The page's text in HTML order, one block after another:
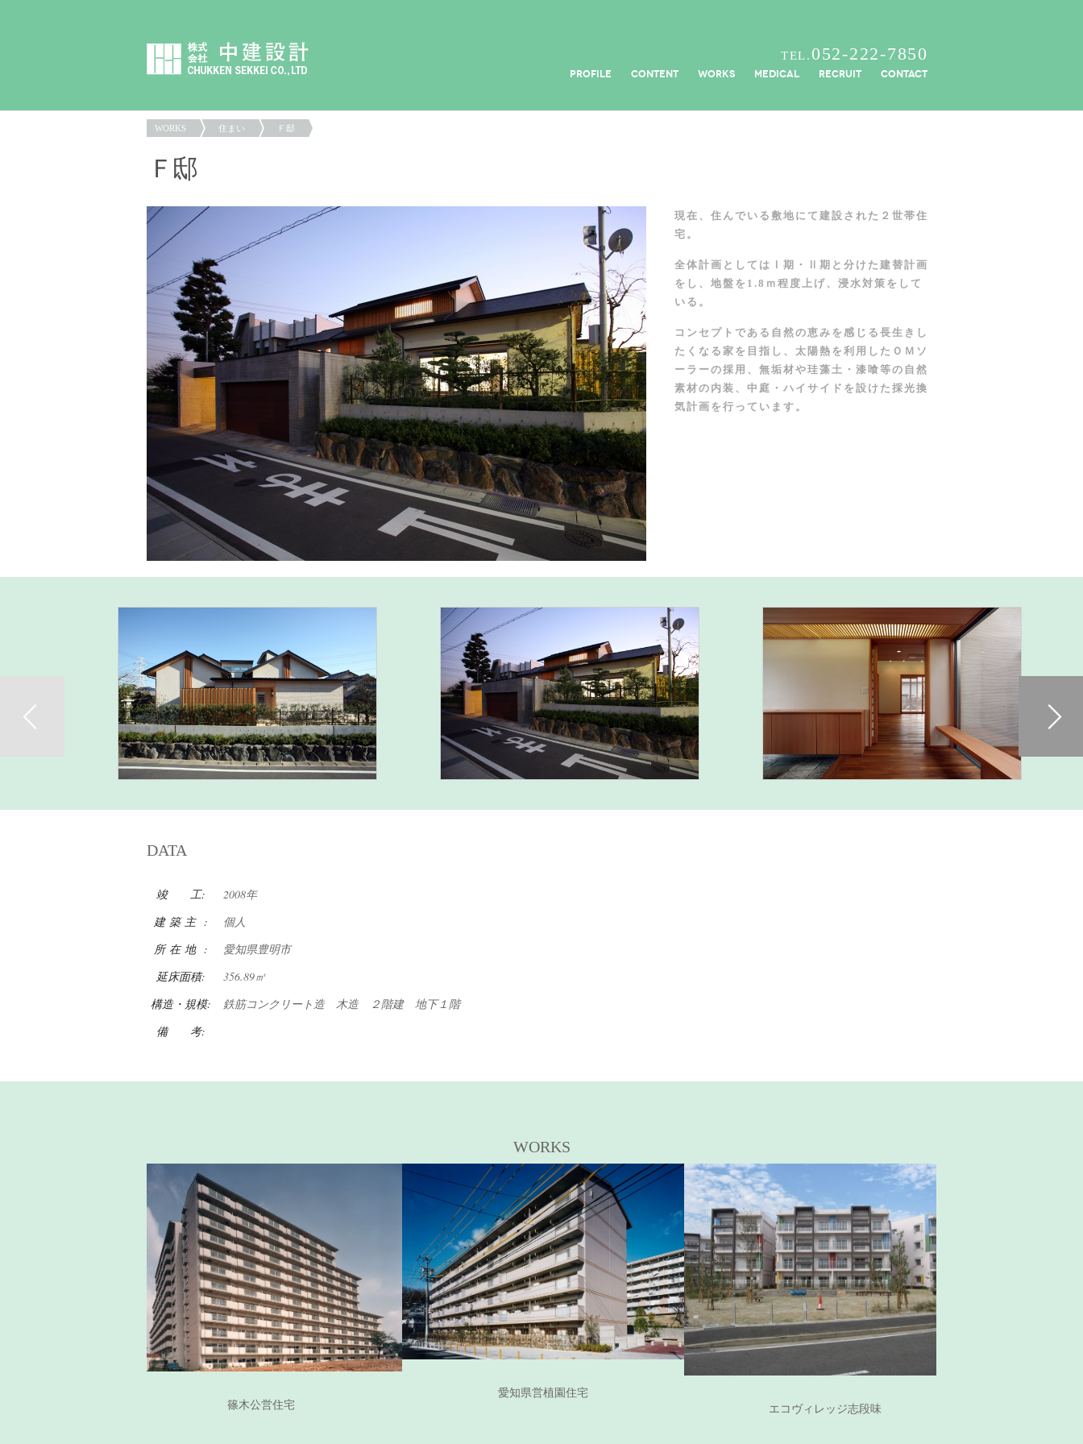
TEL. 052-222-7850
PROFILE CONTENT WORKS MEDICAL RECRUIT CONTACT
WORKS 住まい Ｆ邸
Ｆ邸
現在、住んでいる敷地にて建設された２世帯住
宅。
全体計画としてはⅠ期・Ⅱ期と分けた建替計画
をし、地盤を1.8ｍ程度上げ、浸水対策をして
いる。
コンセプトである自然の恵みを感じる長生きし
たくなる家を目指し、太陽熱を利用したＯＭソ
ーラーの採用、無垢材や珪藻土・漆喰等の自然
素材の内装、中庭・ハイサイドを設けた採光換
気計画を行っています。
DATA
竣 工:
2008年
建 築 主 :
個人
所 在 地 :
愛知県豊明市
延床面積:
356.89㎡
構造・規模:
鉄筋コンクリート造 木造 ２階建 地下１階
備 考:
WORKS
篠木公営住宅
愛知県営植園住宅
エコヴィレッジ志段味